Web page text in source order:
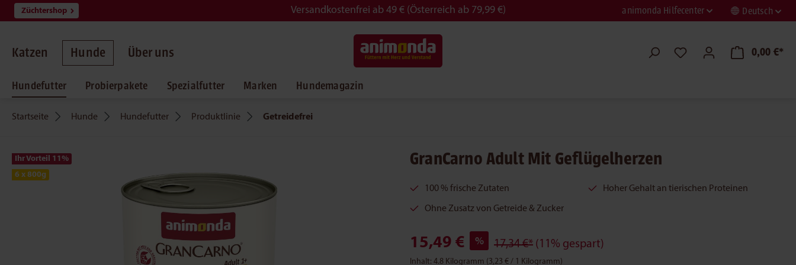
Zur Hauptnavigation springen
Züchtershop Versandkostenfrei ab 49 € (Österreich ab 79,99 €) animonda Hilfecenter Deutsch
Katzen Hunde Über uns 0,00 €*
Hundefutter Probierpakete Spezialfutter Marken Hundemagazin
Startseite Hunde Hundefutter Produktlinie Getreidefrei
Ihr Vorteil 11 %
6 x 800g
GranCarno Adult Mit Geflügelherzen
100 % frische Zutaten Hoher Gehalt an tierischen Proteinen
Ohne Zusatz von Getreide & Zucker
15,49 € % 17,34 €* (11% gespart)
Inhalt: 4.8 Kilogramm (3,23 € / 1 Kilogramm)